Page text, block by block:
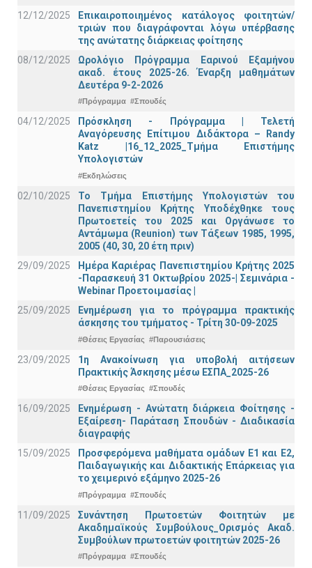
12/12/2025
Επικαιροποιημένος κατάλογος φοιτητών/
τριών που διαγράφονται λόγω υπέρβασης
της ανώτατης διάρκειας φοίτησης
08/12/2025
Ωρολόγιο Πρόγραμμα Εαρινού Εξαμήνου
ακαδ. έτους 2025-26. Έναρξη μαθημάτων
Δευτέρα 9-2-2026
#Πρόγραμμα #Σπουδές
04/12/2025
Πρόσκληση - Πρόγραμμα | Τελετή
Αναγόρευσης Επίτιμου Διδάκτορα – Randy
Katz |16_12_2025_Τμήμα Επιστήμης
Υπολογιστών
#Εκδηλώσεις
02/10/2025
Το Τμήμα Επιστήμης Υπολογιστών του
Πανεπιστημίου Κρήτης Υποδέχθηκε τους
Πρωτοετείς του 2025 και Οργάνωσε το
Αντάμωμα (Reunion) των Τάξεων 1985, 1995,
2005 (40, 30, 20 έτη πριν)
29/09/2025
Ημέρα Καριέρας Πανεπιστημίου Κρήτης 2025
-Παρασκευή 31 Οκτωβρίου 2025-| Σεμινάρια -
Webinar Προετοιμασίας |
25/09/2025
Ενημέρωση για το πρόγραμμα πρακτικής
άσκησης του τμήματος - Τρίτη 30-09-2025
#Θέσεις Εργασίας #Παρουσιάσεις
23/09/2025
1η Ανακοίνωση για υποβολή αιτήσεων
Πρακτικής Άσκησης μέσω ΕΣΠΑ_2025-26
#Θέσεις Εργασίας #Σπουδές
16/09/2025
Ενημέρωση - Ανώτατη διάρκεια Φοίτησης -
Εξαίρεση- Παράταση Σπουδών - Διαδικασία
διαγραφής
15/09/2025
Προσφερόμενα μαθήματα ομάδων Ε1 και Ε2,
Παιδαγωγικής και Διδακτικής Επάρκειας για
το χειμερινό εξάμηνο 2025-26
#Πρόγραμμα #Σπουδές
11/09/2025
Συνάντηση Πρωτοετών Φοιτητών με
Ακαδημαϊκούς Συμβούλους_Ορισμός Ακαδ.
Συμβούλων πρωτοετών φοιτητών 2025-26
#Πρόγραμμα #Σπουδές